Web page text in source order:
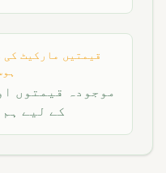
قیمتیں مارکیٹ
موجودہ قیمتوں
کے لیے